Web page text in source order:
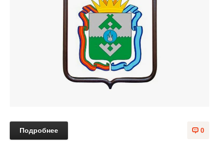
0
Подробнее